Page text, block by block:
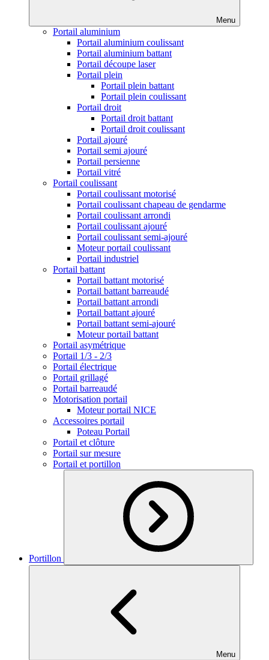
Menu
Portail aluminium
Portail aluminium coulissant
Portail aluminium battant
Portail découpe laser
Portail plein
Portail plein battant
Portail plein coulissant
Portail droit
Portail droit battant
Portail droit coulissant
Portail ajouré
Portail semi ajouré
Portail persienne
Portail vitré
Portail coulissant
Portail coulissant motorisé
Portail coulissant chapeau de gendarme
Portail coulissant arrondi
Portail coulissant ajouré
Portail coulissant semi-ajouré
Moteur portail coulissant
Portail industriel
Portail battant
Portail battant motorisé
Portail battant barreaudé
Portail battant arrondi
Portail battant ajouré
Portail battant semi-ajouré
Moteur portail battant
Portail asymétrique
Portail 1/3 - 2/3
Portail électrique
Portail grillagé
Portail barreaudé
Motorisation portail
Moteur portail NICE
Accessoires portail
Poteau Portail
Portail et clôture
Portail sur mesure
Portail et portillon
Portillon
Menu